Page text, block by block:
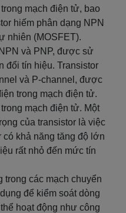
mạch điện tử, bao
hiếm phân dạng NPN
nhiên (MOSFET).
và PNP, được sử
đổi tín hiệu. Transistor
và P-channel, được
trong mạch điện tử.
mạch điện tử. Một
của transistor là việc
có khả năng tăng độ lớn
rất nhỏ đến mức tín
các mạch chuyển
để kiểm soát dòng
hoạt động như công